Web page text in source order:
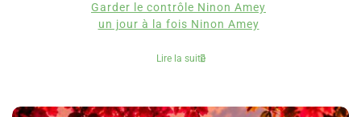
Garder le contrôle Ninon Amey
un jour à la fois Ninon Amey
Lire la suite